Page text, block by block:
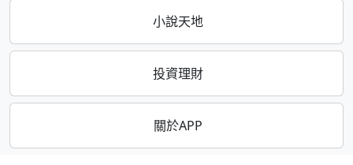
小說天地
投資理財
關於APP